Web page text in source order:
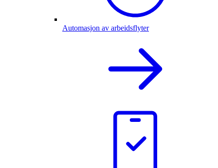
Automasjon av arbeidsflyter